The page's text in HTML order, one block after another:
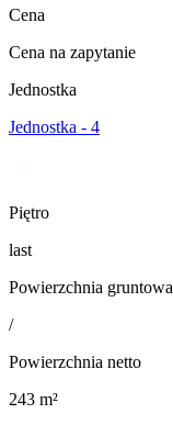
Cena
Cena na zapytanie
Jednostka
Jednostka - 4
Piętro
last
Powierzchnia gruntowa
/
Powierzchnia netto
243 m²